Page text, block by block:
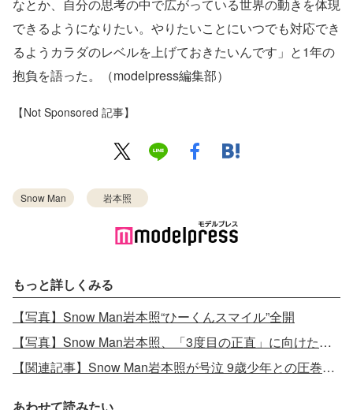
なとか、自分の思考の中で広がっている世界の動きを体現
できるようになりたい。やりたいことにいつでも対応でき
るようカラダのレベルを上げておきたいんです」と1年の
抱負を語った。（modelpress編集部）
【Not Sponsored 記事】
Snow Man 岩本照
もっと詳しくみる
【写真】Snow Man岩本照“ひーくんスマイル”全開
【写真】Snow Man岩本照、「3度目の正直」に向けた特訓明かす
【関連記事】Snow Man岩本照が号泣 9歳少年との圧巻ダンスに感動の声殺到
あわせて読みたい